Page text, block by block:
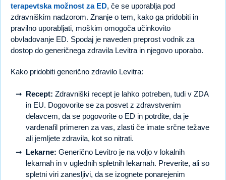
terapevtska možnost za ED, če se uporablja pod
zdravniškim nadzorom. Znanje o tem, kako ga pridobiti in
pravilno uporabljati, moškim omogoča učinkovito
obvladovanje ED. Spodaj je naveden preprost vodnik za
dostop do generičnega zdravila Levitra in njegovo uporabo.
Kako pridobiti generično zdravilo Levitra:
Recept: Zdravniški recept je lahko potreben, tudi v ZDA
in EU. Dogovorite se za posvet z zdravstvenim
delavcem, da se pogovorite o ED in potrdite, da je
vardenafil primeren za vas, zlasti če imate srčne težave
ali jemljete zdravila, kot so nitrati.
Lekarne: Generično Levitro je na voljo v lokalnih
lekarnah in v uglednih spletnih lekarnah. Preverite, ali so
spletni viri zanesljivi, da se izognete ponarejenim